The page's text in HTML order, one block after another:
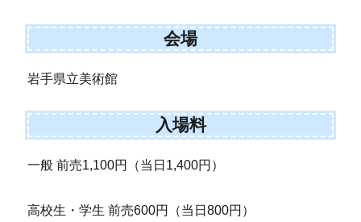
会場
岩手県立美術館
入場料
一般 前売1,100円（当日1,400円）
高校生・学生 前売600円（当日800円）